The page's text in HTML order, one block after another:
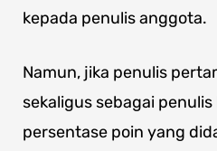
kepada penulis anggota.
Namun, jika penulis
sekaligus sebagai
persentase poin yang